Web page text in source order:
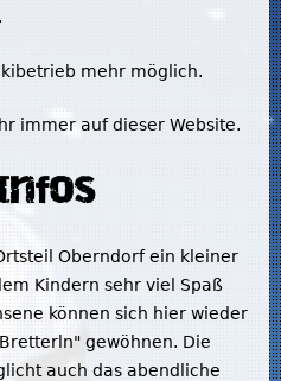
mehr möglich.
immer auf dieser Website.
Oberndorf ein kleiner
Kindern sehr viel Spaß
können sich hier wieder
gewöhnen. Die
auch das abendliche